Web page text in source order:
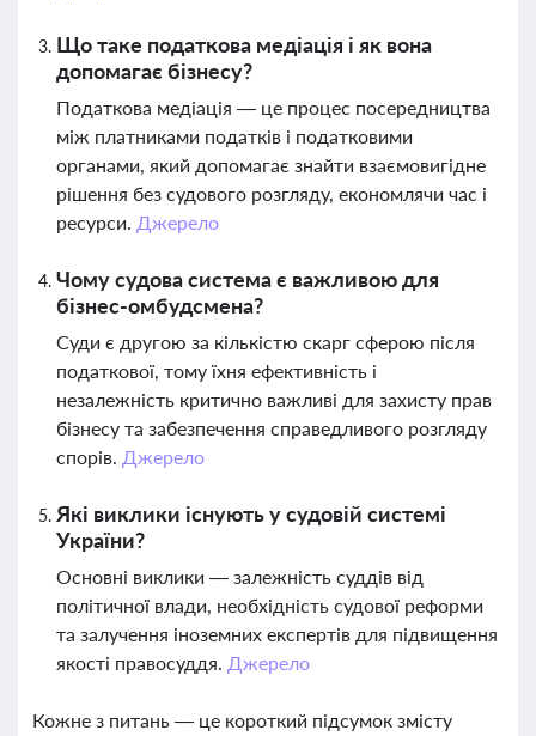
Що таке податкова медіація і як вона
допомагає бізнесу?
Податкова медіація — це процес посередництва
між платниками податків і податковими
органами, який допомагає знайти взаємовигідне
рішення без судового розгляду, економлячи час і
ресурси. Джерело
Чому судова система є важливою для
бізнес-омбудсмена?
Суди є другою за кількістю скарг сферою після
податкової, тому їхня ефективність і
незалежність критично важливі для захисту прав
бізнесу та забезпечення справедливого розгляду
спорів. Джерело
Які виклики існують у судовій системі
України?
Основні виклики — залежність суддів від
політичної влади, необхідність судової реформи
та залучення іноземних експертів для підвищення
якості правосуддя. Джерело
Кожне з питань — це короткий підсумок змісту